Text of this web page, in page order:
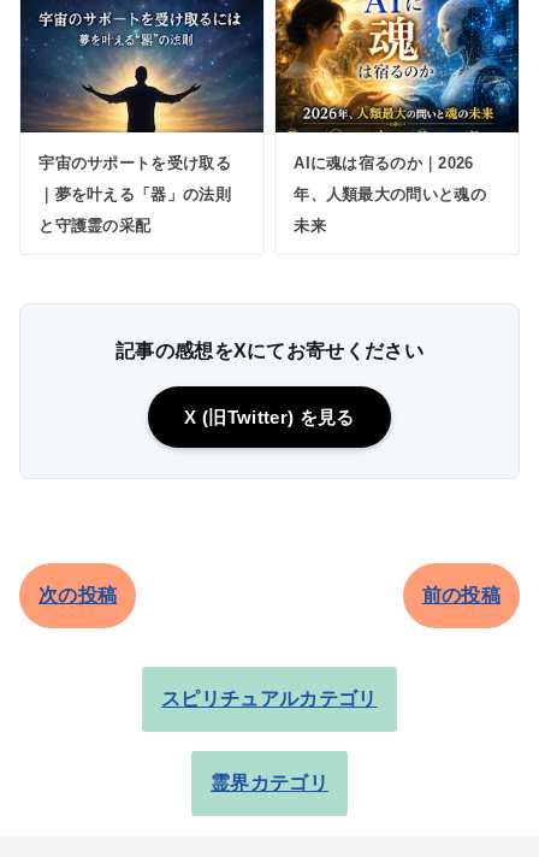
宇宙のサポートを受け取る
｜夢を叶える「器」の法則
と守護霊の采配
AIに魂は宿るのか｜2026
年、人類最大の問いと魂の
未来
記事の感想をXにてお寄せください
X (旧Twitter) を見る
次の投稿 前の投稿
スピリチュアルカテゴリ
霊界カテゴリ